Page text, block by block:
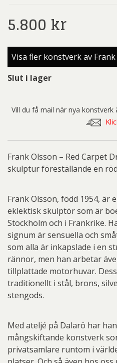
5.800 kr
Visa fler konstverk av
Slut i lager
Vill du få mail när nya
Frank Olsson – Red Carpet
skulptur föreställande en
Frank Olsson, född 1954, är
eklektisk skulptör som är
Stockholm och i Frankrike.
signum är sensuella och
som alla är inkapslade i en
rännor, men han arbetar
tillplattade motorhuvar.
traditionellt i stål, brons,
stengods.
Med ateljé på Dalarö har
mångskiftande konstverk
privatsamlare runtom i